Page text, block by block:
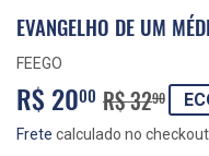
EVANGELHO DE UM
FEEGO
R$ 2000 R$ 3290R$
R$
Frete calculado no